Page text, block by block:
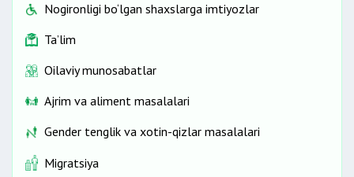
Nogironligi bo‘lgan shaxslarga imtiyozlar
Ta’lim
Oilaviy munosabatlar
Ajrim va aliment masalalari
Gender tenglik va xotin-qizlar masalalari
Migratsiya